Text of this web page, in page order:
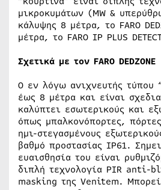
μικροκυμάτων (MW &
κάλυψης 8 μέτρα, το FARO
μέτρα, το FARO IP PLUS
Σχετικά με τον FARO DEDZONE
Ο εν λόγω ανιχνευτής τύπου
έως 8 μέτρα και είναι
καλύπτει εσωτερικούς και
όπως μπαλκονόπορτες,
ημι-στεγασμένους
βαθμό προστασίας IP61.
ευαισθησία του είναι
διπλή τεχνολογία PIR anti-
masking της Venitem.